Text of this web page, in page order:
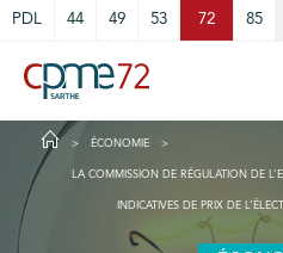
PDL 44 49 53 72 85
ÉCONOMIE
LA COMMISSION DE RÉGULATION DE
INDICATIVES DE PRIX DE
Cookies management panel